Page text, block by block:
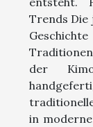
Trends Die
der
in